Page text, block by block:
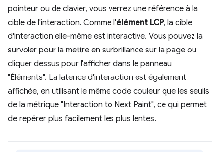
pointeur ou de clavier, vous verrez une référence à la
cible de l'interaction. Comme l'élément LCP, la cible
d'interaction elle-même est interactive. Vous pouvez la
survoler pour la mettre en surbrillance sur la page ou
cliquer dessus pour l'afficher dans le panneau
"Éléments". La latence d'interaction est également
affichée, en utilisant le même code couleur que les seuils
de la métrique "Interaction to Next Paint", ce qui permet
de repérer plus facilement les plus lentes.